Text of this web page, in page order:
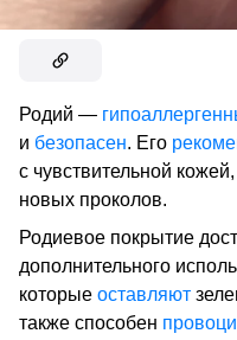
Родий —
и безопасен. Его
с чувствительной
новых проколов.
Родиевое покрытие
дополнительного
которые оставляют
также способен